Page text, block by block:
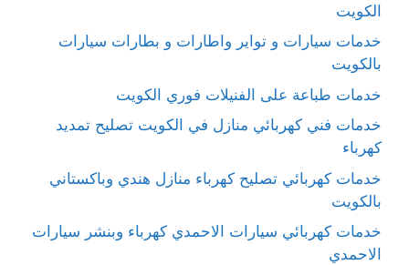
الكويت
خدمات سيارات و تواير واطارات و بطارات سيارات
بالكويت
خدمات طباعة على الفنيلات فوري الكويت
خدمات فني كهربائي منازل في الكويت تصليح تمديد
كهرباء
خدمات كهربائي تصليح كهرباء منازل هندي وباكستاني
بالكويت
خدمات كهربائي سيارات الاحمدي كهرباء وبنشر سيارات
الاحمدي